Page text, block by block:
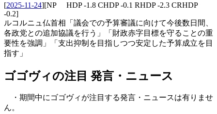
[2025-11-24][NP HDP -1.8 CHDP -0.1 RHDP -2.3 CRHDP
-0.2]
ルコルニュ仏首相「議会での予算審議に向けて今後数日間、
各政党との追加協議を行う」「財政赤字目標を守ることの重
要性を強調」「支出抑制を目指しつつ安定した予算成立を目
指す」
ゴゴヴィの注目 発言・ニュース
・期間中にゴゴヴィが注目する発言・ニュースは有りませ
ん。